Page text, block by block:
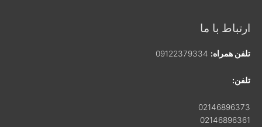
ارتباط با ما
تلفن همراه: 09122379334
تلفن:
02146896373
02146896361